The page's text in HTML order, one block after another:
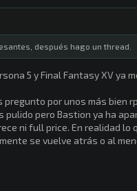
después hago un thread.
5 y Final Fantasy XV ya
pregunto por unos más bien
pero Bastion ya ha
ni full price. En realidad lo
se vuelve atrás o al